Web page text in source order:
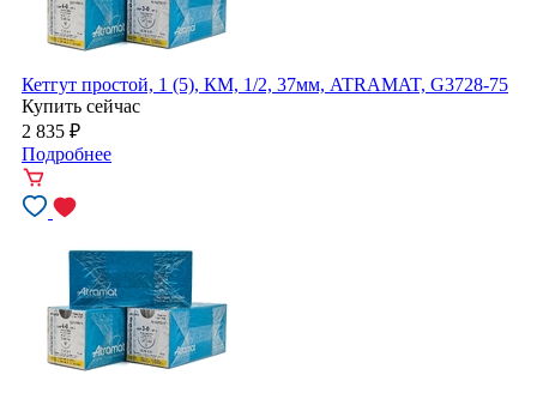
Кетгут простой, 1 (5), КМ, 1/2, 37мм, ATRAMAT, G3728-75
Купить сейчас
2 835 ₽
Подробнее